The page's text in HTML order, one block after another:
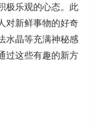
极乐观的心态。此
对新鲜事物的好奇
水晶等充满神秘感
过这些有趣的新方